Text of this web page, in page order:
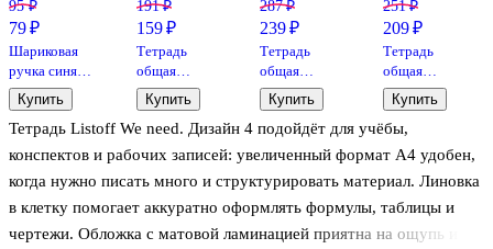
Тетрадь Listoff We need. Дизайн 4 подойдёт для учёбы,
конспектов и рабочих записей: увеличенный формат А4 удобен,
когда нужно писать много и структурировать материал. Линовка
в клетку помогает аккуратно оформлять формулы, таблицы и
чертежи. Обложка с матовой ламинацией приятна на ощупь и
95 ₽
79 ₽
Шариковая
ручка синяя 1
мм, Round
Stic, Bic
Купить
191 ₽
159 ₽
Тетрадь
общая
«Девочки в
облаках», 48
листов в
клетку, A5, в
- Альт
Купить
287 ₽
239 ₽
Тетрадь
общая
«Самоцветы»,
80 листов в
клетку, А4 -
Listoff
Купить
251 ₽
209 ₽
Тетрадь
общая
«Классическая
голубая», 80
листов в
клетку, А4 -
Купить